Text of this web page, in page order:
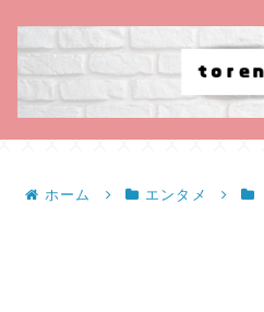
ホーム エンタメ